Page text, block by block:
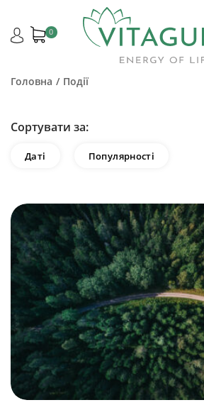
0
Головна Події
Сортувати за:
Даті Популярності